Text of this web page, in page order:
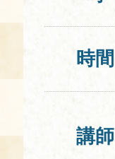
時間
講師